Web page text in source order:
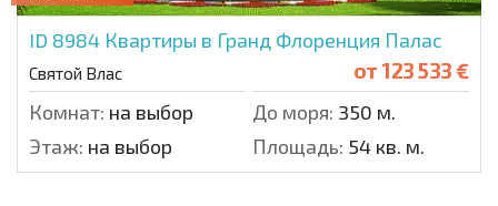
ID 8984 Квартиры в Гранд Флоренция Палас
Святой Влас от123 533 €
Комнат: на выбор До моря: 350 м.
Этаж: на выбор Площадь: 54 кв. м.